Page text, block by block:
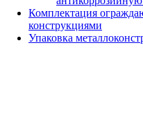
Комплектация
конструкциями
Упаковка